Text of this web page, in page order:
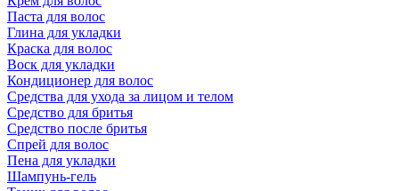
Паста для волос
Глина для укладки
Краска для волос
Воск для укладки
Кондиционер для волос
Средства для ухода за лицом и телом
Средство для бритья
Средство после бритья
Спрей для волос
Пена для укладки
Шампунь-гель